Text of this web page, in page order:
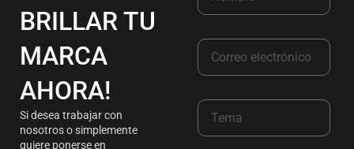
BRILLAR TU
MARCA
AHORA!
Si desea trabajar con
nosotros o simplemente
quiere ponerse en